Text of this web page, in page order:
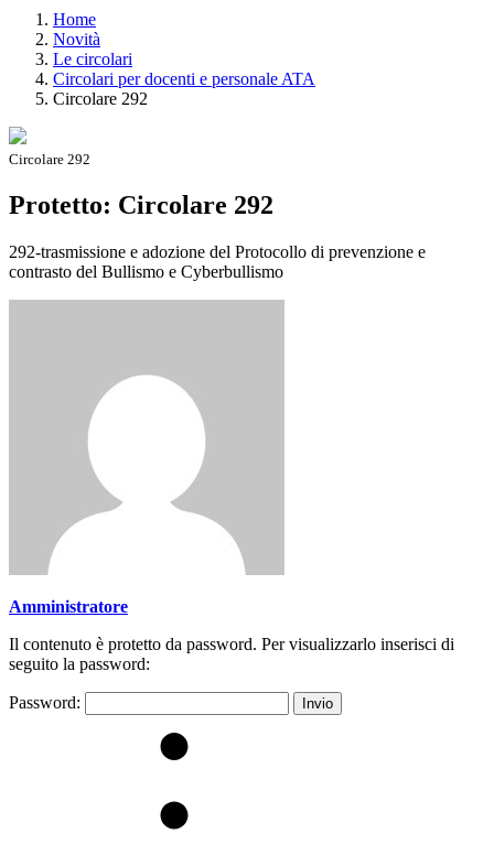
Home
Novità
Le circolari
Circolari per docenti e personale ATA
Circolare 292
Circolare 292
Protetto: Circolare 292
292-trasmissione e adozione del Protocollo di prevenzione e
contrasto del Bullismo e Cyberbullismo
Amministratore
Il contenuto è protetto da password. Per visualizzarlo inserisci di
seguito la password:
Password: